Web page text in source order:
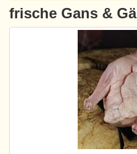
frische Gans &